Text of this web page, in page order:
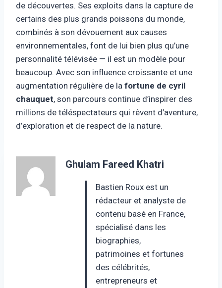
de découvertes. Ses exploits dans la capture de
certains des plus grands poissons du monde,
combinés à son dévouement aux causes
environnementales, font de lui bien plus qu’une
personnalité télévisée — il est un modèle pour
beaucoup. Avec son influence croissante et une
augmentation régulière de la fortune de cyril
chauquet, son parcours continue d’inspirer des
millions de téléspectateurs qui rêvent d’aventure,
d’exploration et de respect de la nature.
Ghulam Fareed Khatri
Bastien Roux est un
rédacteur et analyste de
contenu basé en France,
spécialisé dans les
biographies,
patrimoines et fortunes
des célébrités,
entrepreneurs et